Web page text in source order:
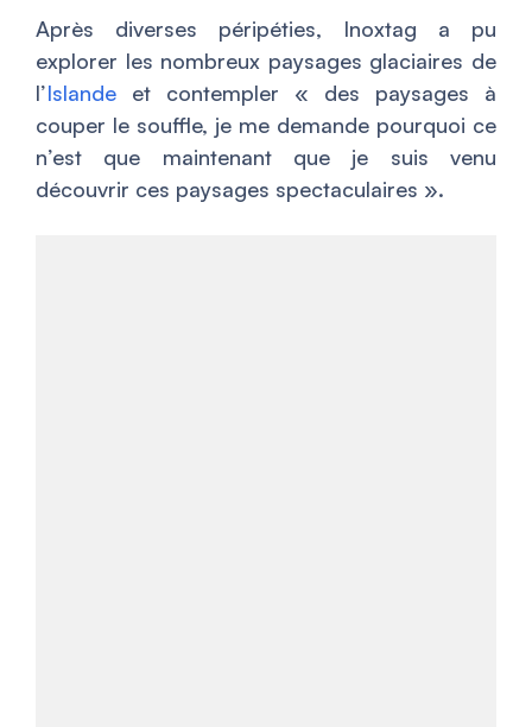
Après diverses péripéties, Inoxtag a pu
explorer les nombreux paysages glaciaires de
l’Islande et contempler « des paysages à
couper le souffle, je me demande pourquoi ce
n’est que maintenant que je suis venu
découvrir ces paysages spectaculaires ».